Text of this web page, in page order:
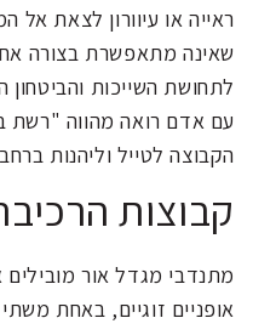
ראייה או עיוורון לצאת אל
שאינה מתאפשרת בצורה
לתחושת השייכות
עם אדם רואה מהווה "רשת
הקבוצה לטייל וליהנות
קבוצות
מתנדבי מגדל אור
אופניים זוגיים, באחת